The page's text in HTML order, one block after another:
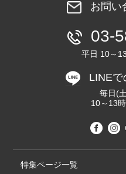
お問い
03-
平日 10～
LINE
毎日(
10～13
特集ページ一覧